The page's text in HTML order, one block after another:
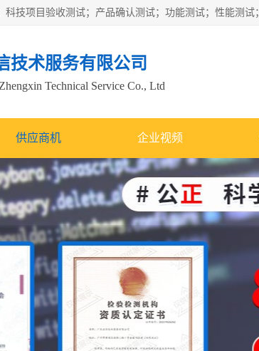
技术服务有限公司
Technical Service Co., Ltd
供应商机 企业视频